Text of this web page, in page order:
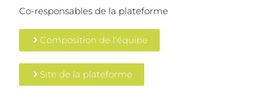
Co-responsables de la plateforme
Composition de l'équipe
Site de la plateforme